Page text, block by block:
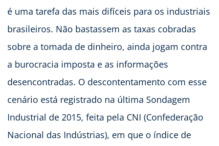
é uma tarefa das mais difíceis para os industriais
brasileiros. Não bastassem as taxas cobradas
sobre a tomada de dinheiro, ainda jogam contra
a burocracia imposta e as informações
desencontradas. O descontentamento com esse
cenário está registrado na última Sondagem
Industrial de 2015, feita pela CNI (Confederação
Nacional das Indústrias), em que o índice de